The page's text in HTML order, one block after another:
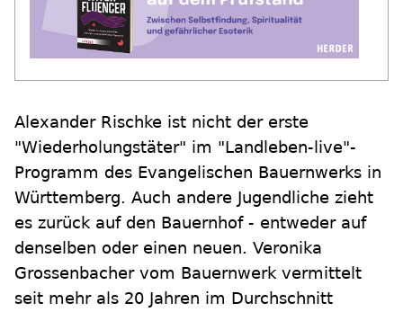
Alexander Rischke ist nicht der erste
"Wiederholungstäter" im "Landleben-live"-
Programm des Evangelischen Bauernwerks in
Württemberg. Auch andere Jugendliche zieht
es zurück auf den Bauernhof - entweder auf
denselben oder einen neuen. Veronika
Grossenbacher vom Bauernwerk vermittelt
seit mehr als 20 Jahren im Durchschnitt